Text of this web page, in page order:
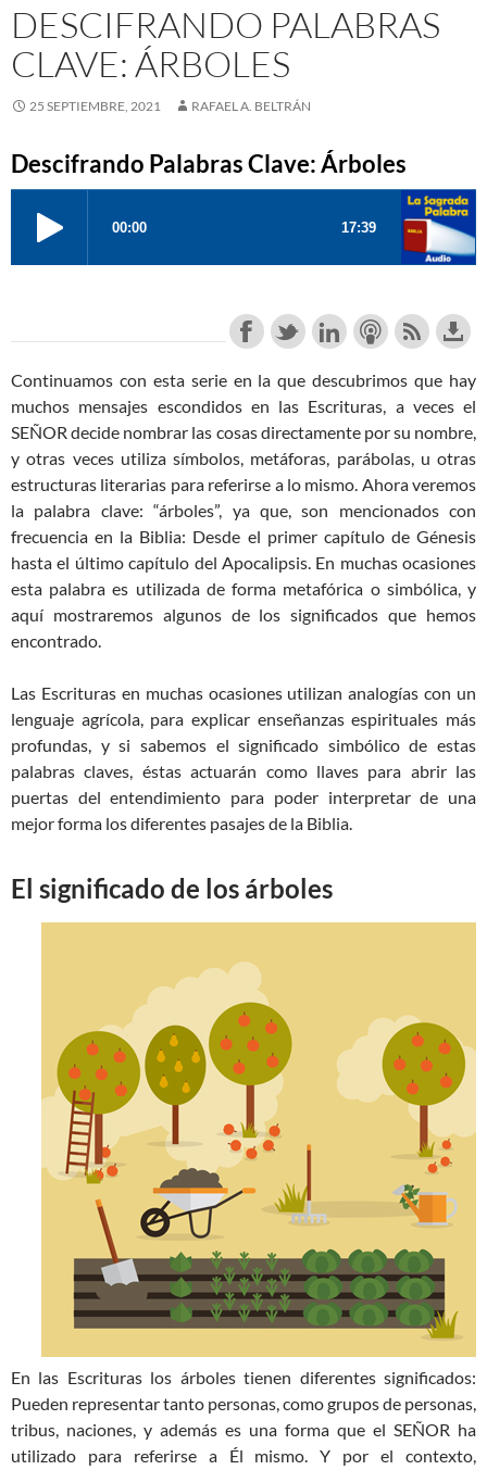
DESCIFRANDO PALABRAS
CLAVE: ÁRBOLES
25 SEPTIEMBRE, 2021 RAFAEL A. BELTRÁN
Descifrando Palabras Clave: Árboles
Continuamos con esta serie en la que descubrimos que hay
muchos mensajes escondidos en las Escrituras, a veces el
SEÑOR decide nombrar las cosas directamente por su nombre,
y otras veces utiliza símbolos, metáforas, parábolas, u otras
estructuras literarias para referirse a lo mismo. Ahora veremos
la palabra clave: “árboles”, ya que, son mencionados con
frecuencia en la Biblia: Desde el primer capítulo de Génesis
hasta el último capítulo del Apocalipsis. En muchas ocasiones
esta palabra es utilizada de forma metafórica o simbólica, y
aquí mostraremos algunos de los significados que hemos
encontrado.
Las Escrituras en muchas ocasiones utilizan analogías con un
lenguaje agrícola, para explicar enseñanzas espirituales más
profundas, y si sabemos el significado simbólico de estas
palabras claves, éstas actuarán como llaves para abrir las
puertas del entendimiento para poder interpretar de una
mejor forma los diferentes pasajes de la Biblia.
El significado de los árboles
En las Escrituras los árboles tienen diferentes significados:
Pueden representar tanto personas, como grupos de personas,
tribus, naciones, y además es una forma que el SEÑOR ha
utilizado para referirse a Él mismo. Y por el contexto,